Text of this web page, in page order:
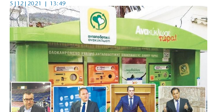
5|12|2021 | 13:49